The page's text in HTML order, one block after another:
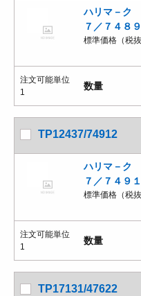
ハリマ－ク
７／７４８
標準価格（税抜
注文可能単位
1
数量
TP12437/74912
ハリマ－ク
７／７４９
標準価格（税抜
注文可能単位
1
数量
TP17131/47622